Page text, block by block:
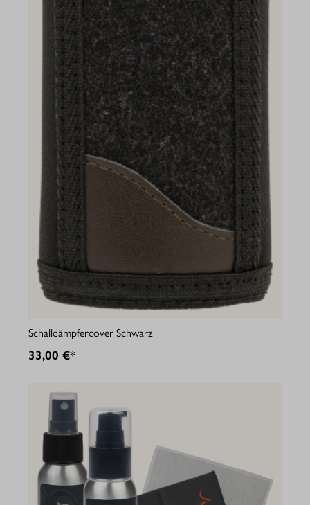
Schalldämpfercover Schwarz
33,00 €*